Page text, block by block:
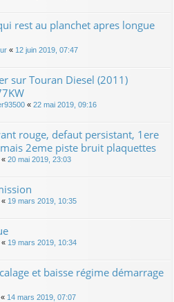
rest au planchet apres longue
« 12 juin 2019, 07:47
sur Touran Diesel (2011)
« 22 mai 2019, 09:16
rouge, defaut persistant, 1ere
2eme piste bruit plaquettes
« 20 mai 2019, 23:03
« 19 mars 2019, 10:35
« 19 mars 2019, 10:34
et baisse régime démarrage
« 14 mars 2019, 07:07